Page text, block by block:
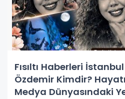
Fısıltı Haberleri
Özdemir Kimdir?
Medya Dünyasındaki